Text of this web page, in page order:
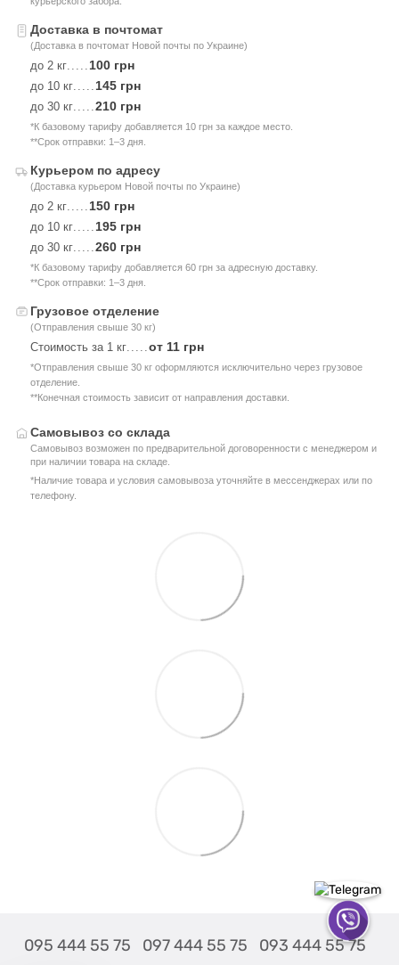
Доставка в почтомат
(Доставка в почтомат Новой почты по Украине)
до 2 кг 100 грн
до 10 кг 145 грн
до 30 кг 210 грн
*К базовому тарифу добавляется 10 грн за каждое место.
**Срок отправки: 1–3 дня.
Курьером по адресу
(Доставка курьером Новой почты по Украине)
до 2 кг 150 грн
до 10 кг 195 грн
до 30 кг 260 грн
*К базовому тарифу добавляется 60 грн за адресную доставку.
**Срок отправки: 1–3 дня.
Грузовое отделение
(Отправления свыше 30 кг)
Стоимость за 1 кг от 11 грн
*Отправления свыше 30 кг оформляются исключительно через грузовое
отделение.
**Конечная стоимость зависит от направления доставки.
Самовывоз со склада
Самовывоз возможен по предварительной договоренности с менеджером и
при наличии товара на складе.
*Наличие товара и условия самовывоза уточняйте в мессенджерах или по
телефону.
095 444 55 75 097 444 55 75 093 444 55 75